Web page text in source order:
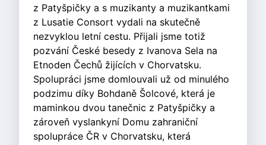
z Patyšpičky a s muzikanty a muzikantkami
z Lusatie Consort vydali na skutečně
nezvyklou letní cestu. Přijali jsme totiž
pozvání České besedy z Ivanova Sela na
Etnoden Čechů žijících v Chorvatsku.
Spolupráci jsme domlouvali už od minulého
podzimu díky Bohdaně Šolcové, která je
maminkou dvou tanečnic z Patyšpičky a
zároveň vyslankyní Domu zahraniční
spolupráce ČR v Chorvatsku, která